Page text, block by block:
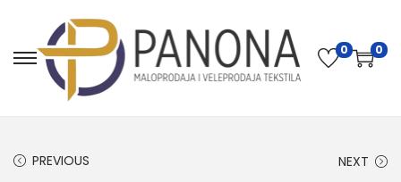
0 0
PREVIOUS NEXT